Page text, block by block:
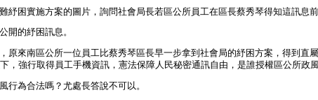
困實施方案的圖片，詢問社會局長若區公所員工在區長蔡秀琴得知這訊息
開的紓困訊息。
來南區公所一位員工比蔡秀琴區長早一步拿到社會局的紓困方案，得到直
，強行取得員工手機資訊，憲法保障人民秘密通訊自由，是誰授權區公所政
為合法嗎？尤處長答說不可以。